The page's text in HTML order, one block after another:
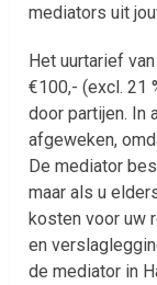
mediators uit
Het uurtarief
€100,- (excl. 21
door partijen. In
afgeweken,
De mediator
maar als u
kosten voor uw
en
de mediator in